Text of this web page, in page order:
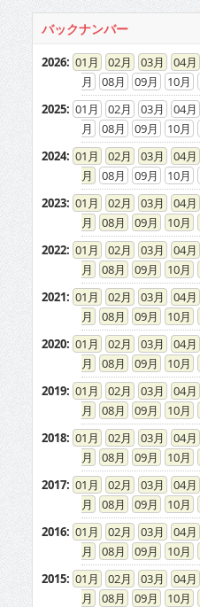
バックナンバー
2026: 01 02 03 04
08
09 10
2025: 01 02 03 04
08
09 10
2024: 01 02 03 04
08
09 10
2023: 01 02 03 04
08
09 10
2022: 01 02 03 04
08
09 10
2021: 01 02 03 04
08
09 10
2020: 01 02 03 04
08
09 10
2019: 01 02 03 04
08
09 10
2018: 01 02 03 04
08
09 10
2017: 01 02 03 04
08
09 10
2016: 01 02 03 04
08
09 10
2015: 01 02 03 04
08
09 10